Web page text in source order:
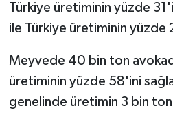
Türkiye üretiminin yüzde
ile Türkiye üretiminin yüzde
Meyvede 40 bin ton
üretiminin yüzde 58'ini
genelinde üretimin 3 bin